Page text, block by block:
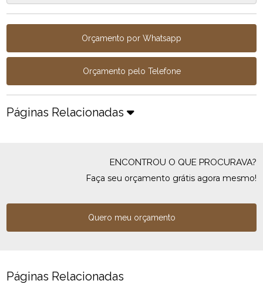
Orçamento por Whatsapp
Orçamento pelo Telefone
Páginas Relacionadas
ENCONTROU O QUE PROCURAVA?
Faça seu orçamento grátis agora mesmo!
Quero meu orçamento
Páginas Relacionadas